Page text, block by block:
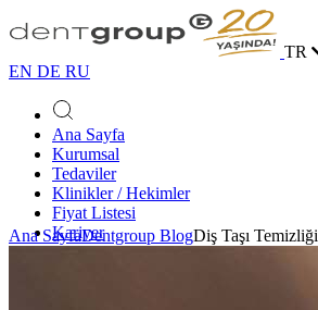
TR
EN DE RU
Ana Sayfa
Kurumsal
Tedaviler
Klinikler / Hekimler
Fiyat Listesi
Kariyer
Vaka Yarışması
Ana SayfaDentgroup BlogDiş Taşı Temizliği